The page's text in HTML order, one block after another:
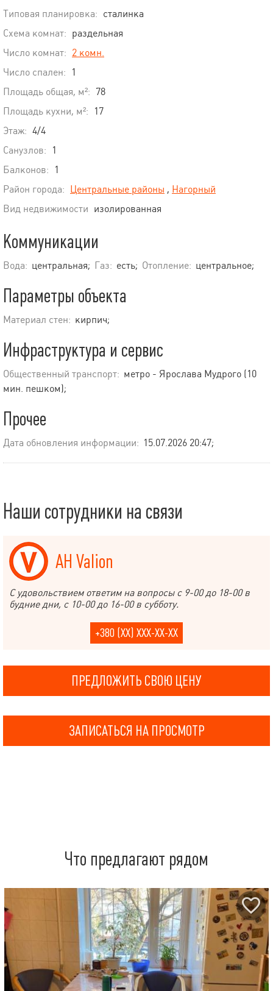
Типовая планировка: сталинка
Схема комнат: раздельная
Число комнат: 2 комн.
Число спален:
1
Площадь общая, м²: 78
Площадь кухни, м²:
17
Этаж: 4/4
Санузлов:
1
Балконов:
1
Район города: Центральные районы , Нагорный
Вид недвижимости изолированная
Коммуникации
Вода: центральная; Газ: есть; Отопление: центральное;
Параметры объекта
Материал стен: кирпич;
Инфраструктура и сервис
Общественный транспорт: метро - Ярослава Мудрого (10
мин. пешком);
Прочее
Дата обновления информации: 15.07.2026 20:47;
Наши сотрудники на связи
АН Valion
С удовольствием ответим на вопросы с 9-00 до 18-00 в
будние дни, с 10-00 до 16-00 в субботу.
+380 (XX) XXX-XX-XX
ПРЕДЛОЖИТЬ СВОЮ ЦЕНУ
ЗАПИСАТЬСЯ НА ПРОСМОТР
Что предлагают рядом